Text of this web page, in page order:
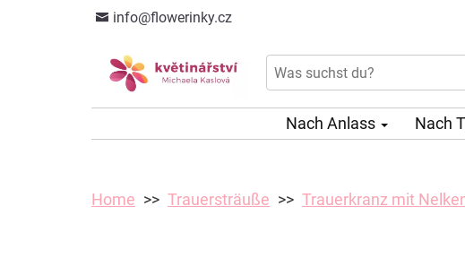
info@flowerinky.cz
Nach Anlass Nach
Home Trauersträuße Trauerkranz mit